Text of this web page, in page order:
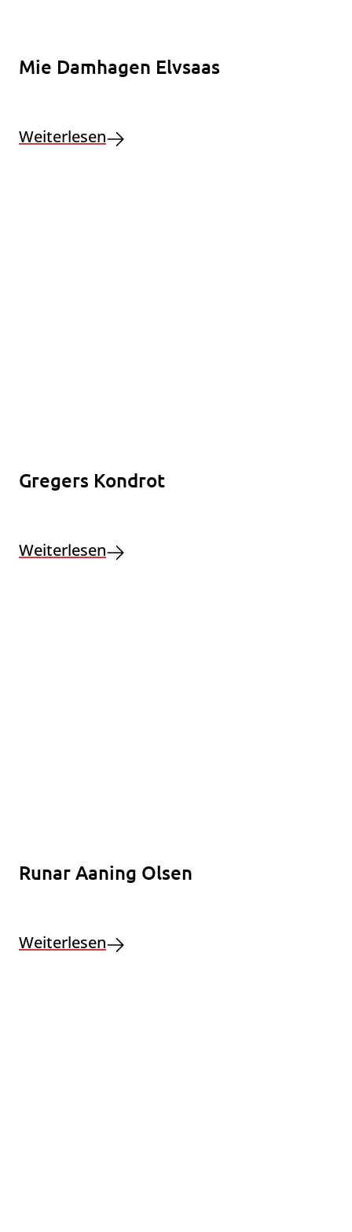
Mie Damhagen Elvsaas
Weiterlesen
Gregers Kondrot
Weiterlesen
Runar Aaning Olsen
Weiterlesen